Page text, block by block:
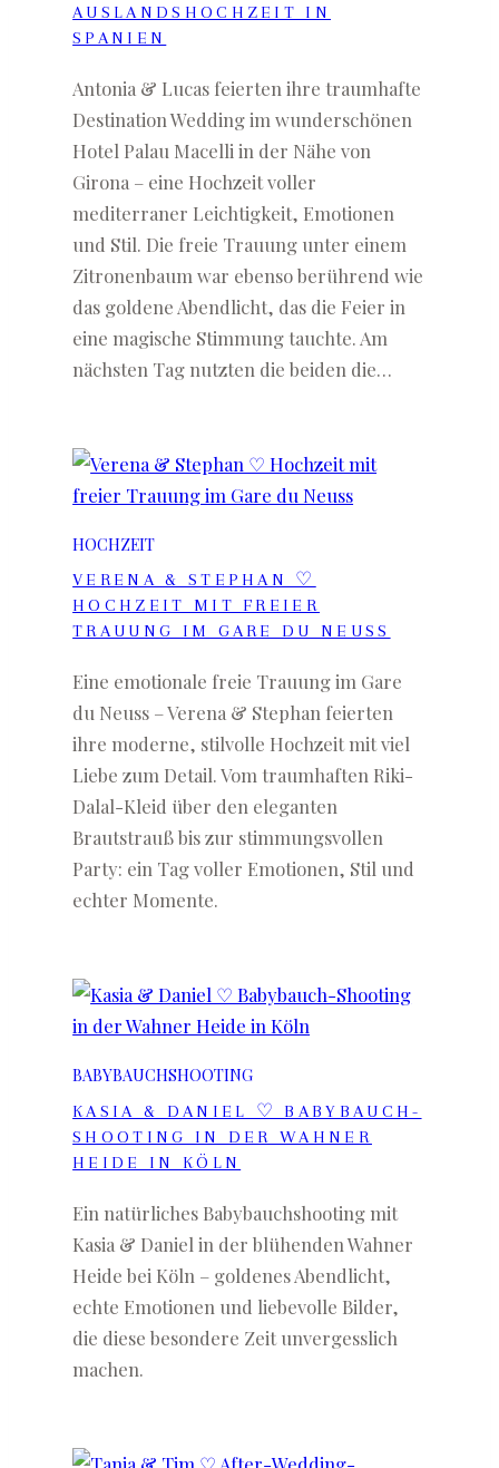
AUSLANDSHOCHZEIT IN
SPANIEN
Antonia & Lucas feierten ihre traumhafte
Destination Wedding im wunderschönen
Hotel Palau Macelli in der Nähe von
Girona – eine Hochzeit voller
mediterraner Leichtigkeit, Emotionen
und Stil. Die freie Trauung unter einem
Zitronenbaum war ebenso berührend wie
das goldene Abendlicht, das die Feier in
eine magische Stimmung tauchte. Am
nächsten Tag nutzten die beiden die…
HOCHZEIT
VERENA & STEPHAN ♡
HOCHZEIT MIT FREIER
TRAUUNG IM GARE DU NEUSS
Eine emotionale freie Trauung im Gare
du Neuss – Verena & Stephan feierten
ihre moderne, stilvolle Hochzeit mit viel
Liebe zum Detail. Vom traumhaften Riki-
Dalal-Kleid über den eleganten
Brautstrauß bis zur stimmungsvollen
Party: ein Tag voller Emotionen, Stil und
echter Momente.
BABYBAUCHSHOOTING
KASIA & DANIEL ♡ BABYBAUCH-
SHOOTING IN DER WAHNER
HEIDE IN KÖLN
Ein natürliches Babybauchshooting mit
Kasia & Daniel in der blühenden Wahner
Heide bei Köln – goldenes Abendlicht,
echte Emotionen und liebevolle Bilder,
die diese besondere Zeit unvergesslich
machen.